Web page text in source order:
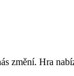
změní. Hra